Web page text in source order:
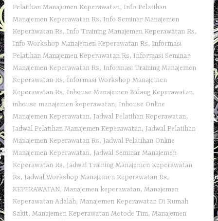
Pelatihan Manajemen Keperawatan, Info Pelatihan
Manajemen Keperawatan Rs, Info Seminar Manajemen
Keperawatan Rs, Info Training Manajemen Keperawatan Rs,
Info Workshop Manajemen Keperawatan Rs, Informasi
Pelatihan Manajemen Keperawatan Rs, Informasi Seminar
Manajemen Keperawatan Rs, Informasi Training Manajemen
Keperawatan Rs, Informasi Workshop Manajemen
Keperawatan Rs, Inhouse Manajemen Bidang Keperawatan,
inhouse manajemen keperawatan, Inhouse Online
Manajemen Keperawatan, Jadwal Pelatihan Keperawatan,
Jadwal Pelatihan Manajemen Keperawatan, Jadwal Pelatihan
Manajemen Keperawatan Rs, Jadwal Pelatihan Online
Manajemen Keperawatan, Jadwal Seminar Manajemen
Keperawatan Rs, Jadwal Training Manajemen Keperawatan
Rs, Jadwal Workshop Manajemen Keperawatan Rs,
KEPERAWATAN,Manajemen keperawatan,Manajemen
Keperawatan Adalah,Manajemen Keperawatan Di Rumah
Sakit,Manajemen Keperawatan Metode Tim,Manajemen